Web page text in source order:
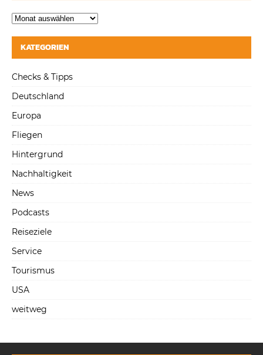
KATEGORIEN
Checks & Tipps
Deutschland
Europa
Fliegen
Hintergrund
Nachhaltigkeit
News
Podcasts
Reiseziele
Service
Tourismus
USA
weitweg